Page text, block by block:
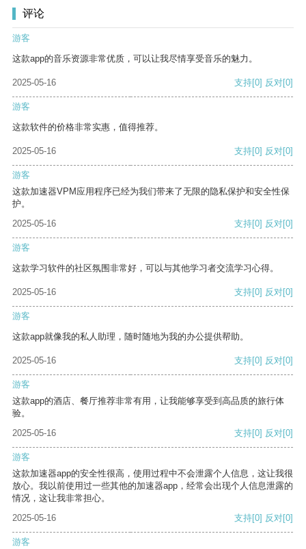
评论
游客
这款app的音乐资源非常优质，可以让我尽情享受音乐的魅力。
2025-05-16 支持[0] 反对[0]
游客
这款软件的价格非常实惠，值得推荐。
2025-05-16 支持[0] 反对[0]
游客
这款加速器VPM应用程序已经为我们带来了无限的隐私保护和安全性保
护。
2025-05-16
支持[0] 反对[0]
游客
这款学习软件的社区氛围非常好，可以与其他学习者交流学习心得。
2025-05-16 支持[0] 反对[0]
游客
这款app就像我的私人助理，随时随地为我的办公提供帮助。
2025-05-16 支持[0] 反对[0]
游客
这款app的酒店、餐厅推荐非常有用，让我能够享受到高品质的旅行体
验。
2025-05-16
支持[0] 反对[0]
游客
这款加速器app的安全性很高，使用过程中不会泄露个人信息，这让我很
放心。我以前使用过一些其他的加速器app，经常会出现个人信息泄露的
情况，这让我非常担心。
2025-05-16
支持[0] 反对[0]
游客